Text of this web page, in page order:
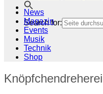
Search for:
News
Magazin
Events
Musik
Technik
Shop